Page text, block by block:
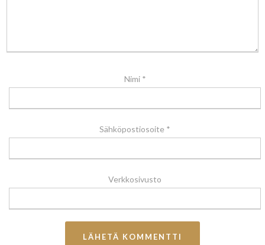
Nimi *
Sähköpostiosoite *
Verkkosivusto